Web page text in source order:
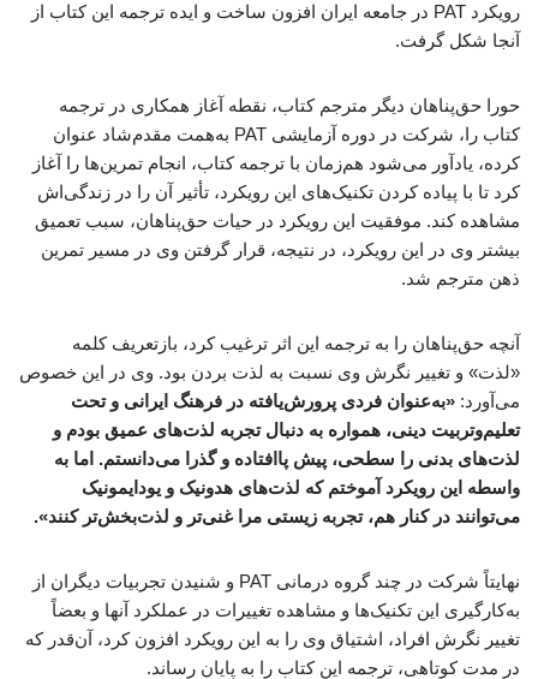
رویکرد PAT در جامعه ایران افزون ساخت و ایده ترجمه این کتاب از
آنجا شکل گرفت.
حورا حق‌پناهان دیگر مترجم کتاب، نقطه آغاز همکاری در ترجمه
کتاب را، شرکت در دوره آزمایشی PAT به‌همت مقدم‌شاد عنوان
کرده، یادآور می‌شود هم‌زمان با ترجمه کتاب، انجام تمرین‌ها را آغاز
کرد تا با پیاده کردن تکنیک‌های این رویکرد، تأثیر آن را در زندگی‌اش
مشاهده کند. موفقیت این رویکرد در حیات حق‌پناهان، سبب تعمیق
بیشتر وی در این رویکرد، در نتیجه، قرار گرفتن وی در مسیر تمرین
ذهن مترجم شد.
آنچه حق‌پناهان را به ترجمه این اثر ترغیب کرد، بازتعریف کلمه
«لذت» و تغییر نگرش وی نسبت به لذت بردن بود. وی در این خصوص
می‌آورد: «به‌عنوان فردی پرورش‌یافته در فرهنگ ایرانی و تحت
تعلیم‌وتربیت دینی، همواره به دنبال تجربه لذت‌های عمیق بودم و
لذت‌های بدنی را سطحی، پیش پاافتاده و گذرا می‌دانستم. اما به
واسطه این رویکرد آموختم که لذت‌های هدونیک و یودایمونیک
می‌توانند در کنار هم، تجربه زیستی مرا غنی‌تر و لذت‌بخش‌تر کنند».
نهایتاً شرکت در چند گروه درمانی PAT و شنیدن تجربیات دیگران از
به‌کارگیری این تکنیک‌ها و مشاهده تغییرات در عملکرد آنها و بعضاً
تغییر نگرش افراد، اشتیاق وی را به این رویکرد افزون کرد، آن‌قدر که
در مدت کوتاهی، ترجمه این کتاب را به پایان رساند.